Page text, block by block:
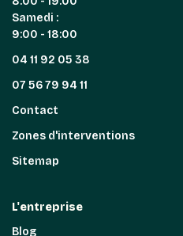
Samedi :
9:00 - 18:00
04 11 92 05 38
07 56 79 94 11
Contact
Zones d'interventions
Sitemap
L'entreprise
Blog